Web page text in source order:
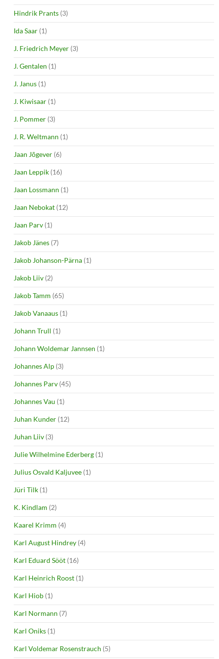
Hindrik Prants (3)
Ida Saar (1)
J. Friedrich Meyer (3)
J. Gentalen (1)
J. Janus (1)
J. Kiwisaar (1)
J. Pommer (3)
J. R. Weltmann (1)
Jaan Jõgever (6)
Jaan Leppik (16)
Jaan Lossmann (1)
Jaan Nebokat (12)
Jaan Parv (1)
Jakob Jänes (7)
Jakob Johanson-Pärna (1)
Jakob Liiv (2)
Jakob Tamm (65)
Jakob Vanaaus (1)
Johann Trull (1)
Johann Woldemar Jannsen (1)
Johannes Alp (3)
Johannes Parv (45)
Johannes Vau (1)
Juhan Kunder (12)
Juhan Liiv (3)
Julie Wilhelmine Ederberg (1)
Julius Osvald Kaljuvee (1)
Jüri Tilk (1)
K. Kindlam (2)
Kaarel Krimm (4)
Karl August Hindrey (4)
Karl Eduard Sööt (16)
Karl Heinrich Roost (1)
Karl Hiob (1)
Karl Normann (7)
Karl Oniks (1)
Karl Voldemar Rosenstrauch (5)